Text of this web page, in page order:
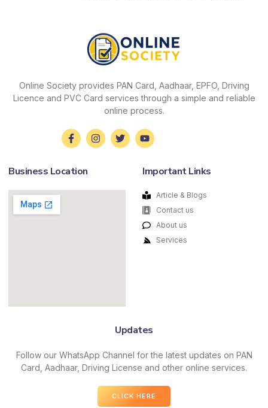
Online Society provides PAN Card, Aadhaar, EPFO, Driving
Licence and PVC Card services through a simple and reliable
online process.
Business Location Important Links
Article & Blogs
Contact us
About us
Services
Updates
Follow our WhatsApp Channel for the latest updates on PAN
Card, Aadhaar, Driving License and other online services.
CLICK HERE